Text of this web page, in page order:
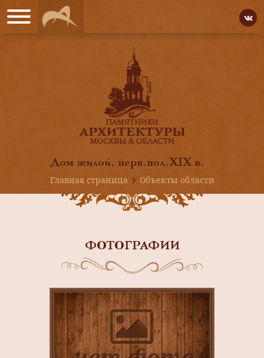
Дом жилой, перв.пол.XIX в.
Главная страница
Объекты области
ФОТОГРАФИИ